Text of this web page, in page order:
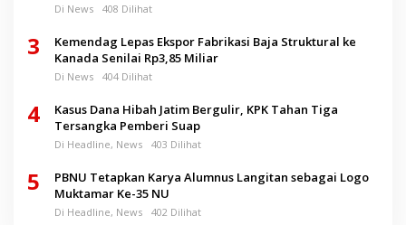
Di News 408 Dilihat
3
Kemendag Lepas Ekspor Fabrikasi Baja Struktural ke
Kanada Senilai Rp3,85 Miliar
Di News 404 Dilihat
4
Kasus Dana Hibah Jatim Bergulir, KPK Tahan Tiga
Tersangka Pemberi Suap
Di Headline, News 403 Dilihat
5
PBNU Tetapkan Karya Alumnus Langitan sebagai Logo
Muktamar Ke-35 NU
Di Headline, News 402 Dilihat